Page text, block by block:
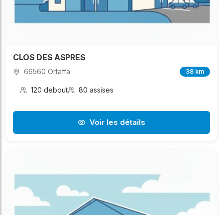
CLOS DES ASPRES
66560 Ortaffa 38 km
120 debout 80 assises
Voir les détails